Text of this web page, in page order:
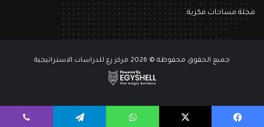
مجلة مساحات فكرية
جميع الحقوق محفوظة © 2026 مركز رع للدراسات الاستراتيجية